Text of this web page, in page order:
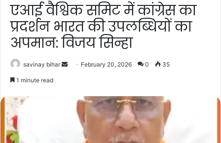
एआई वैश्विक समिट में कांग्रेस का
प्रदर्शन भारत की उपलब्धियों का
अपमान: विजय सिन्हा
savinay bihar
SendFebruary 20, 2026 0 35
1 minute read